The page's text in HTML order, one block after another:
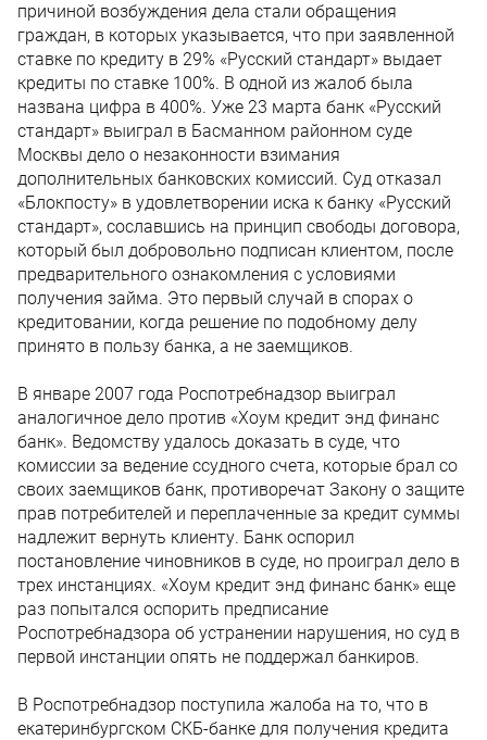
причиной возбуждения дела стали обращения
граждан, в которых указывается, что при заявленной
ставке по кредиту в 29% «Русский стандарт» выдает
кредиты по ставке 100%. В одной из жалоб была
названа цифра в 400%. Уже 23 марта банк «Русский
стандарт» выиграл в Басманном районном суде
Москвы дело о незаконности взимания
дополнительных банковских комиссий. Суд отказал
«Блокпосту» в удовлетворении иска к банку «Русский
стандарт», сославшись на принцип свободы договора,
который был добровольно подписан клиентом, после
предварительного ознакомления с условиями
получения займа. Это первый случай в спорах о
кредитовании, когда решение по подобному делу
принято в пользу банка, а не заемщиков.
В январе 2007 года Роспотребнадзор выиграл
аналогичное дело против «Хоум кредит энд финанс
банк». Ведомству удалось доказать в суде, что
комиссии за ведение ссудного счета, которые брал со
своих заемщиков банк, противоречат Закону о защите
прав потребителей и переплаченные за кредит суммы
надлежит вернуть клиенту. Банк оспорил
постановление чиновников в суде, но проиграл дело в
трех инстанциях. «Хоум кредит энд финанс банк» еще
раз попытался оспорить предписание
Роспотребнадзора об устранении нарушения, но суд в
первой инстанции опять не поддержал банкиров.
В Роспотребнадзор поступила жалоба на то, что в
екатеринбургском СКБ-банке для получения кредита